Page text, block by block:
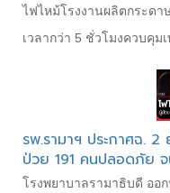
ไฟไหม้โรงงานผลิตกระดา
เวลากว่า 5 ชั่วโมงควบคุม
รพ.รามาฯ ประกาศฉ.
ป่วย 191 คนปลอดภัย จ
โรงพยาบาลรามาธิบดี ออ